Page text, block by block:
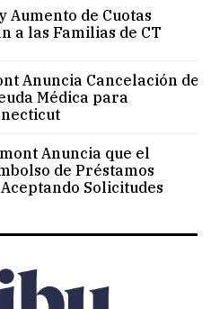
Aumento de Cuotas
a las Familias de CT
Anuncia Cancelación de
Médica para
Anuncia que el
de Préstamos
Solicitudes